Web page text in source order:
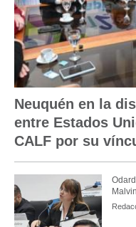
Neuquén en la
entre Estados
CALF por su